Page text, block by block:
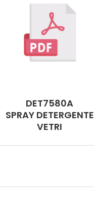
DET7580A
SPRAY DETERGENTE
VETRI